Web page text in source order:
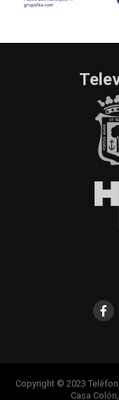
Copyright © 2023
Casa